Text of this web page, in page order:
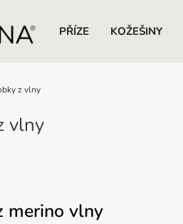
PŘÍZE KOŽEŠINY
z vlny
vlny
merino vlny